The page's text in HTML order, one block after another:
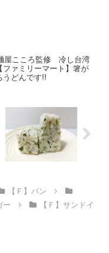
屋こころ監修 冷し台湾
ファミリーマート】箸が
うどんです!!
【Ｆ】パン
ー
【Ｆ】サンドイ